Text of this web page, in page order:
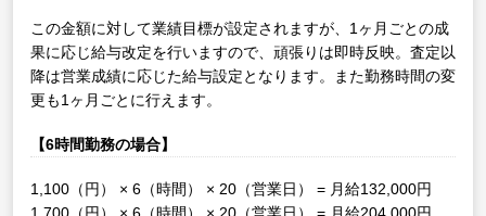
この金額に対して業績目標が設定されますが、1ヶ月ごとの成
果に応じ給与改定を行いますので、頑張りは即時反映。査定以
降は営業成績に応じた給与設定となります。また勤務時間の変
更も1ヶ月ごとに行えます。
【6時間勤務の場合】
1,100（円） × 6（時間） × 20（営業日） = 月給132,000円